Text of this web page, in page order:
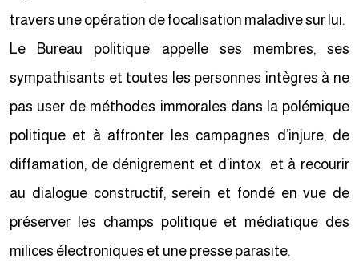
travers une opération de focalisation maladive sur lui.
Le Bureau politique appelle ses membres, ses
sympathisants et toutes les personnes intègres à ne
pas user de méthodes immorales dans la polémique
politique et à affronter les campagnes d’injure, de
diffamation, de dénigrement et d’intox et à recourir
au dialogue constructif, serein et fondé en vue de
préserver les champs politique et médiatique des
milices électroniques et une presse parasite.